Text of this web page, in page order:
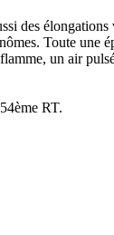
des
Toute
un air
RT.